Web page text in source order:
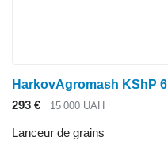
HarkovAgromash KShP 6
293 €
15 000 UAH
Lanceur de grains